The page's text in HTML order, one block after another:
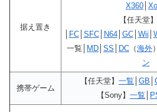
据え置き
X360
【任天堂】
FC│ SFC│ N64│ GC│ Wii
一覧│
MD SS DC （海外
ン
携帯ゲーム
【任天堂】 一覧 GB
【Sony】 一覧